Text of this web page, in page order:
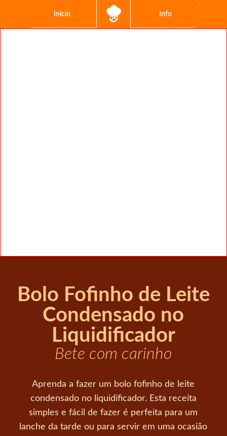
Início Info
Bolo Fofinho de Leite
Condensado no
Liquidificador
Bete com carinho
Aprenda a fazer um bolo fofinho de leite
condensado no liquidificador. Esta receita
simples e fácil de fazer é perfeita para um
lanche da tarde ou para servir em uma ocasião